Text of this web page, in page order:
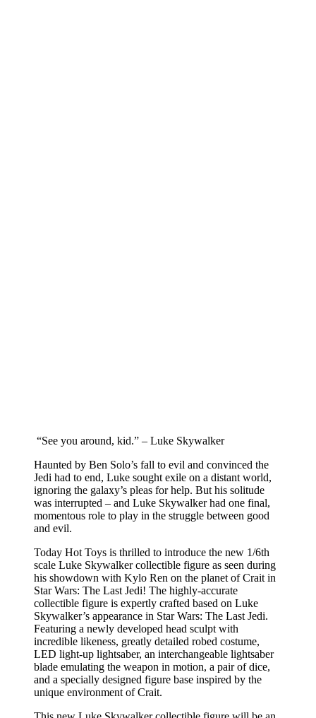
“See you around, kid.” – Luke Skywalker
Haunted by Ben Solo’s fall to evil and convinced the
Jedi had to end, Luke sought exile on a distant world,
ignoring the galaxy’s pleas for help. But his solitude
was interrupted – and Luke Skywalker had one final,
momentous role to play in the struggle between good
and evil.
Today Hot Toys is thrilled to introduce the new 1/6th
scale Luke Skywalker collectible figure as seen during
his showdown with Kylo Ren on the planet of Crait in
Star Wars: The Last Jedi! The highly-accurate
collectible figure is expertly crafted based on Luke
Skywalker’s appearance in Star Wars: The Last Jedi.
Featuring a newly developed head sculpt with
incredible likeness, greatly detailed robed costume,
LED light-up lightsaber, an interchangeable lightsaber
blade emulating the weapon in motion, a pair of dice,
and a specially designed figure base inspired by the
unique environment of Crait.